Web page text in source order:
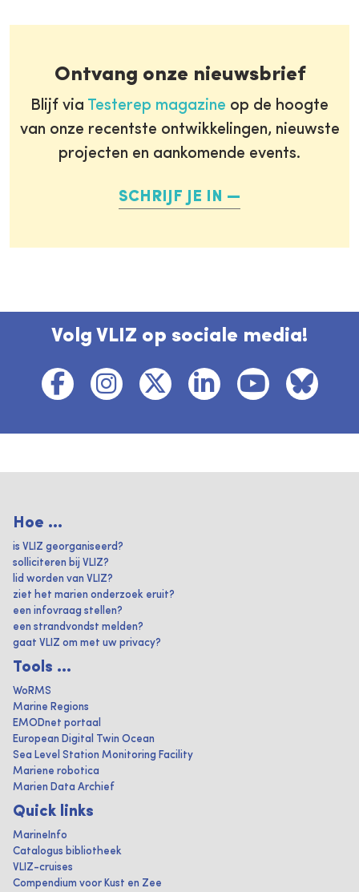
Ontvang onze nieuwsbrief
Blijf via Testerep magazine op de hoogte
van onze recentste ontwikkelingen, nieuwste
projecten en aankomende events.
SCHRIJF JE IN
Volg VLIZ op sociale media!
Hoe ...
is VLIZ georganiseerd?
solliciteren bij VLIZ?
lid worden van VLIZ?
ziet het marien onderzoek eruit?
een infovraag stellen?
een strandvondst melden?
gaat VLIZ om met uw privacy?
Tools ...
WoRMS
Marine Regions
EMODnet portaal
European Digital Twin Ocean
Sea Level Station Monitoring Facility
Mariene robotica
Marien Data Archief
Quick links
MarineInfo
Catalogus bibliotheek
VLIZ-cruises
Compendium voor Kust en Zee